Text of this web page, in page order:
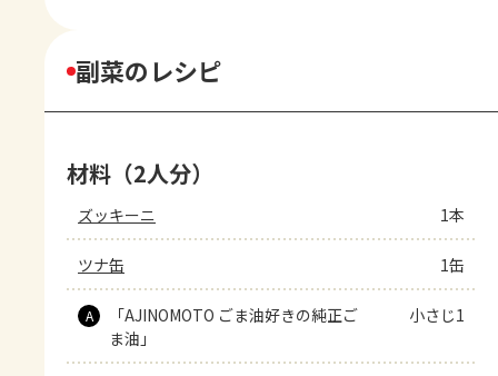
副菜のレシピ
材料（2人分）
ズッキーニ 1本
ツナ缶 1缶
A
「AJINOMOTO ごま油好きの純正ご
ま油」
小さじ1